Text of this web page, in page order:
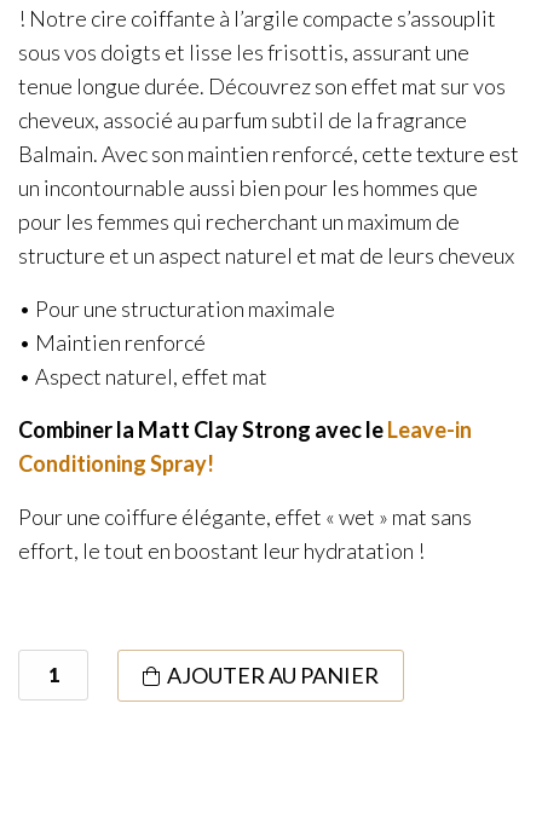
! Notre cire coiffante à l’argile compacte s’assouplit
sous vos doigts et lisse les frisottis, assurant une
tenue longue durée. Découvrez son effet mat sur vos
cheveux, associé au parfum subtil de la fragrance
Balmain. Avec son maintien renforcé, cette texture est
un incontournable aussi bien pour les hommes que
pour les femmes qui recherchant un maximum de
structure et un aspect naturel et mat de leurs cheveux
• Pour une structuration maximale
• Maintien renforcé
• Aspect naturel, effet mat
Combiner la Matt Clay Strong avec leLeave-in
Conditioning Spray!
Pour une coiffure élégante, effet « wet » mat sans
effort, le tout en boostant leur hydratation !
quantité
de
AJOUTER AU PANIER